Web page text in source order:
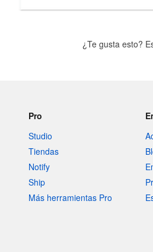
¿Te gusta esto?
Pro
Studio
Tiendas
Notify
Ship
Más herramientas Pro